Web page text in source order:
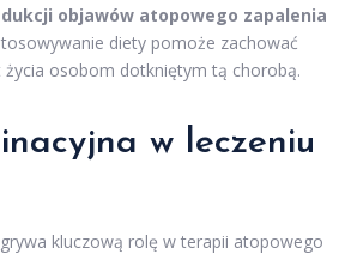
objawów atopowego zapalenia
diety pomoże zachować
osobom dotkniętym tą chorobą.
w leczeniu
kluczową rolę w terapii atopowego